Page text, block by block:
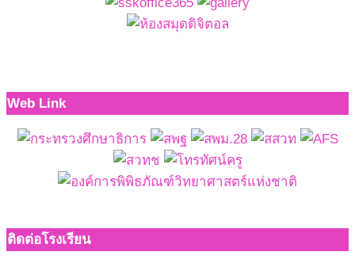
Web Link
ติดต่อโรงเรียน